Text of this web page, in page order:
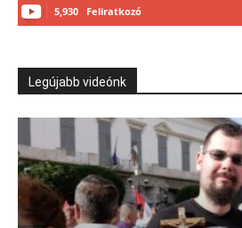
5,930 Feliratkozó
Legújabb videónk